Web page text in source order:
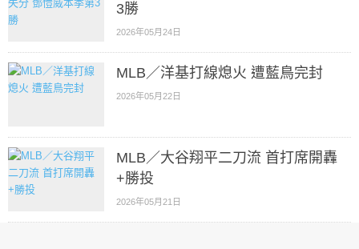
3勝
2026年05月24日
MLB／洋基打線熄火 遭藍鳥完封
2026年05月22日
MLB／大谷翔平二刀流 首打席開轟
+勝投
2026年05月21日